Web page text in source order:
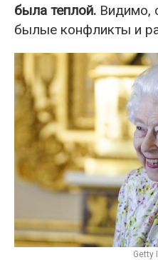
была теплой. Видимо,
былые конфликты и
Getty